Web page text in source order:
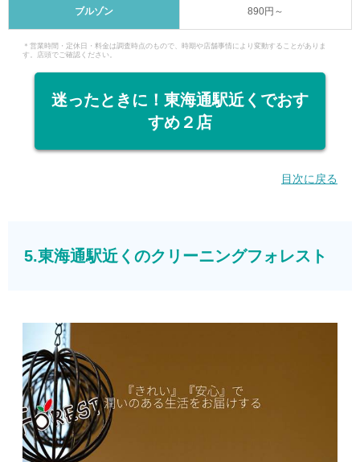
ブルゾン 890円～
＊営業時間・定休日・料金は調査時点のもので、時期や店舗事情により変動することがありま
す。店頭でご確認ください。
迷ったときに！東海通駅近くでおす
すめ２店
目次に戻る
5.東海通駅近くのクリーニングフォレスト